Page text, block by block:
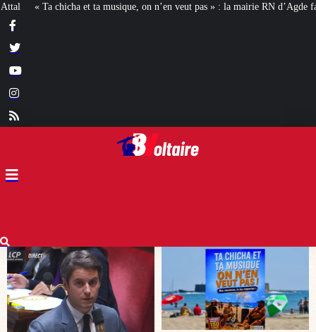
n’en veut pas » : la mairie RN d’Agde face à la meute « antiraciste » La